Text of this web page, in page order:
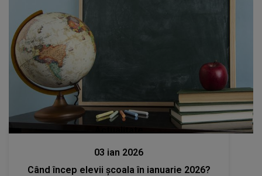
03 ian 2026
Când încep elevii școala în ianuarie 2026?